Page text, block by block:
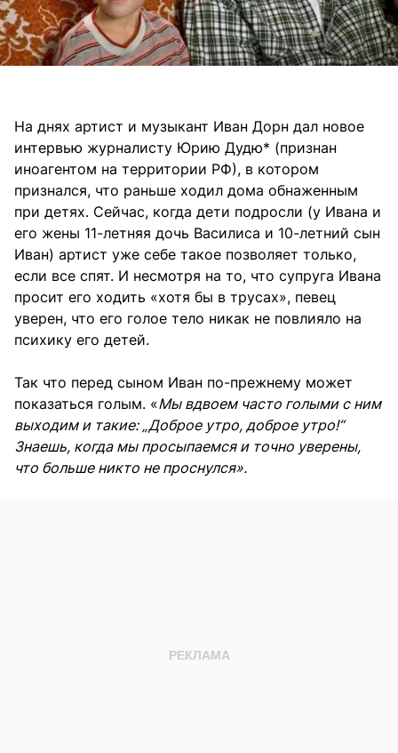
На днях артист и музыкант Иван Дорн дал новое
интервью журналисту Юрию Дудю* (признан
иноагентом на территории РФ), в котором
признался, что раньше ходил дома обнаженным
при детях. Сейчас, когда дети подросли (у Ивана и
его жены 11-летняя дочь Василиса и 10-летний сын
Иван) артист уже себе такое позволяет только,
если все спят. И несмотря на то, что супруга Ивана
просит его ходить «хотя бы в трусах», певец
уверен, что его голое тело никак не повлияло на
психику его детей.
Так что перед сыном Иван по-прежнему может
показаться голым. «Мы вдвоем часто голыми с ним
выходим и такие: „Доброе утро, доброе утро!“
Знаешь, когда мы просыпаемся и точно уверены,
что больше никто не проснулся».